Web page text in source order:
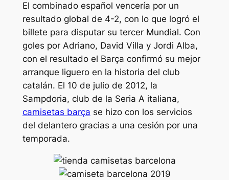
El combinado español vencería por un
resultado global de 4-2, con lo que logró el
billete para disputar su tercer Mundial. Con
goles por Adriano, David Villa y Jordi Alba,
con el resultado el Barça confirmó su mejor
arranque liguero en la historia del club
catalán. El 10 de julio de 2012, la
Sampdoria, club de la Seria A italiana,
camisetas barça se hizo con los servicios
del delantero gracias a una cesión por una
temporada.